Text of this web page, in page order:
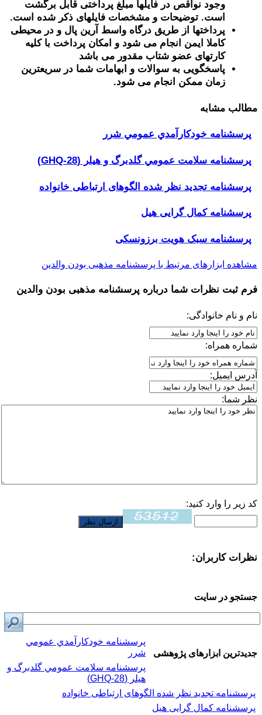
وجود نواقص در فایلها مبلغ پرداختی قابل برگشت
است. توضیحات و مشخصات فایلهای ذکر شده است.
پرداختها از طریق درگاه واسط آرین پال و در محیطی
کاملا ایمن انجام می شود و امکان پرداخت با کلیه
کارتهای عضو شتاب مقدور می باشد
پاسخگویی به سوالات و ابهامات شما در سریعترین
زمان ممکن انجام می شود.
مطالب مشابه
پرسشنامه خودكارآمدي عمومي شرر
پرسشنامه سلامت عمومي گلدبرگ و هیلر (GHQ-28)
پرسشنامه تجدید نظر شده الگوهای ارتباطی خانواده
پرسشنامه کمال گرایی هیل
پرسشنامه سبک هویت برزونسکی
مشاهده ابزارهای مرتبط با پرسشنامه مذهبی بودن والدین
فرم ثبت نظرات شما درباره پرسشنامه مذهبی بودن والدین
نام و نام خانوادگی:
شماره همراه:
آدرس ایمیل:
نظر شما:
کد زیر را وارد کنید:
نظرات کاربران:
جستجو در سایت
جدیدترین ابزارهای پژوهشی
پرسشنامه خودكارآمدي عمومي
شرر
پرسشنامه سلامت عمومي گلدبرگ و
هیلر (GHQ-28)
پرسشنامه تجدید نظر شده الگوهای ارتباطی خانواده
پرسشنامه کمال گرایی هیل